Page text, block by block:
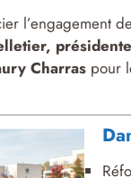
l’engagement
Charraspour